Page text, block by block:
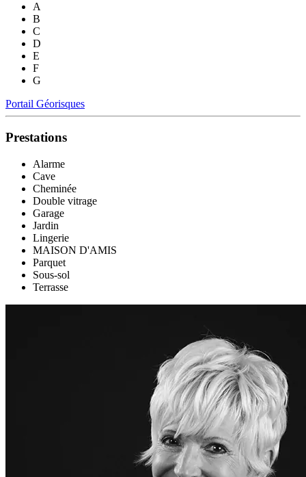
A
B
C
D
E
F
G
Portail Géorisques
Prestations
Alarme
Cave
Cheminée
Double vitrage
Garage
Jardin
Lingerie
MAISON D'AMIS
Parquet
Sous-sol
Terrasse